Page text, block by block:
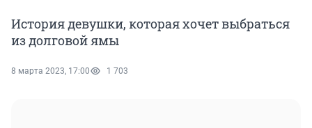
История девушки, которая хочет выбраться
из долговой ямы
8 марта 2023, 17:00 1 703